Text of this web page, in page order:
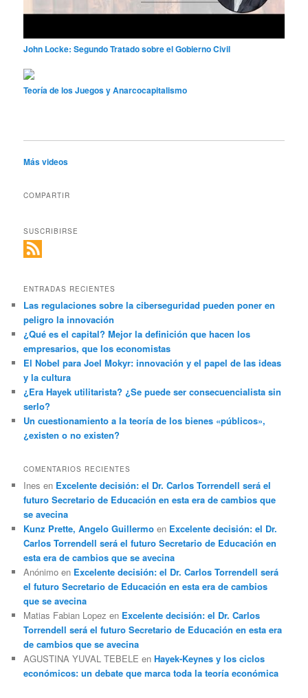
John Locke: Segundo Tratado sobre el Gobierno Civil
Teoría de los Juegos y Anarcocapitalismo
Más videos
COMPARTIR
SUSCRIBIRSE
ENTRADAS RECIENTES
Las regulaciones sobre la ciberseguridad pueden poner en
peligro la innovación
¿Qué es el capital? Mejor la definición que hacen los
empresarios, que los economistas
El Nobel para Joel Mokyr: innovación y el papel de las ideas
y la cultura
¿Era Hayek utilitarista? ¿Se puede ser consecuencialista sin
serlo?
Un cuestionamiento a la teoría de los bienes «públicos»,
¿existen o no existen?
COMENTARIOS RECIENTES
Ines en Excelente decisión: el Dr. Carlos Torrendell será el
futuro Secretario de Educación en esta era de cambios que
se avecina
Kunz Prette, Angelo Guillermo en Excelente decisión: el Dr.
Carlos Torrendell será el futuro Secretario de Educación en
esta era de cambios que se avecina
Anónimo en Excelente decisión: el Dr. Carlos Torrendell será
el futuro Secretario de Educación en esta era de cambios
que se avecina
Matias Fabian Lopez en Excelente decisión: el Dr. Carlos
Torrendell será el futuro Secretario de Educación en esta era
de cambios que se avecina
AGUSTINA YUVAL TEBELE enHayek-Keynes y los ciclos
económicos: un debate que marca toda la teoría económica